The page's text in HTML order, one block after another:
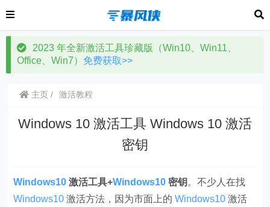
2023 年全新激活工具珍藏版（Win10、Win11、
Office、Win7） 免费获取>>
主页 激活教程
Windows 10 激活工具 Windows 10 激活
密钥
Windows10 激活工具+Windows10 密钥 。不少人在找
Windows10 激活方法，因为市面上的Windows10 激活